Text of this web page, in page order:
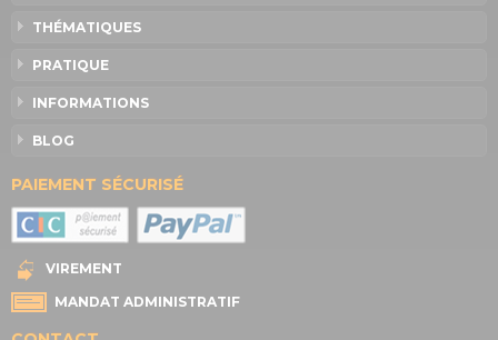
THÉMATIQUES
PRATIQUE
INFORMATIONS
BLOG
PAIEMENT SÉCURISÉ
VIREMENT
MANDAT ADMINISTRATIF